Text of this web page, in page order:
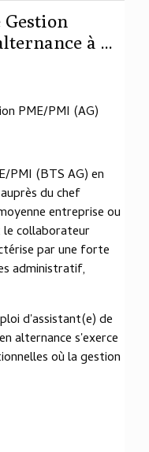
Gestion
à ...
PME/PMI (AG)
PMI (BTS AG) en
du chef
entreprise ou
le collaborateur
par une forte
administratif,
d'assistant(e) de
alternance s'exerce
où la gestion